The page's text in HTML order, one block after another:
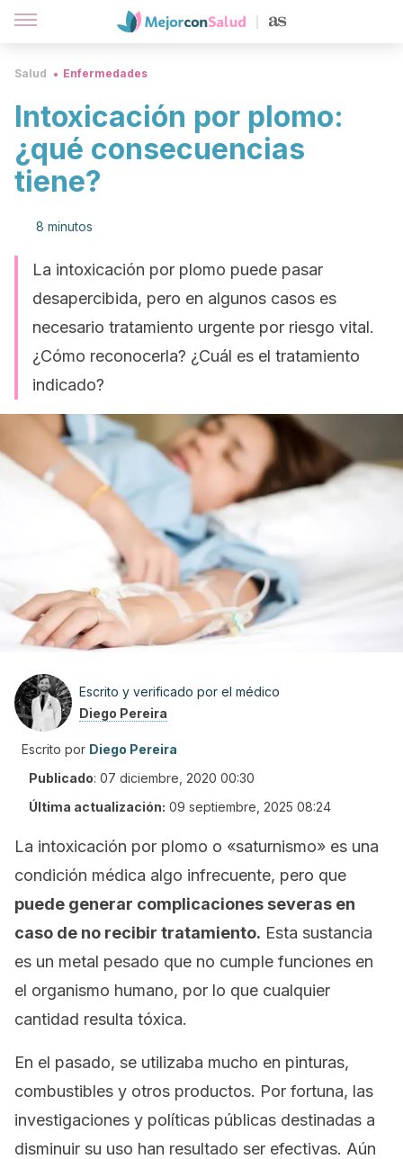
Salud Enfermedades
Intoxicación por plomo:
¿qué consecuencias
tiene?
8 minutos
La intoxicación por plomo puede pasar
desapercibida, pero en algunos casos es
necesario tratamiento urgente por riesgo vital.
¿Cómo reconocerla? ¿Cuál es el tratamiento
indicado?
Escrito y verificado por el médico
Diego Pereira
Escrito por Diego Pereira
Publicado: 07 diciembre, 2020 00:30
Última actualización: 09 septiembre, 2025 08:24
La intoxicación por plomo o «saturnismo» es una
condición médica algo infrecuente, pero que
puede generar complicaciones severas en
caso de no recibir tratamiento. Esta sustancia
es un metal pesado que no cumple funciones en
el organismo humano, por lo que cualquier
cantidad resulta tóxica.
En el pasado, se utilizaba mucho en pinturas,
combustibles y otros productos. Por fortuna, las
investigaciones y políticas públicas destinadas a
disminuir su uso han resultado ser efectivas. Aún